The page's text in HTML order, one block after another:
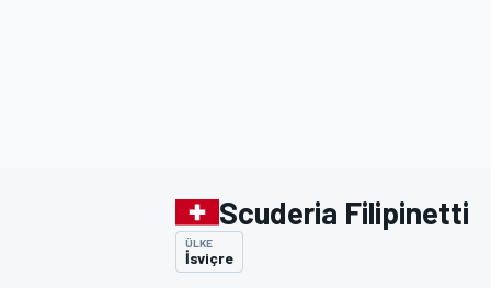
Scuderia Filipinetti
ÜLKE
İsviçre